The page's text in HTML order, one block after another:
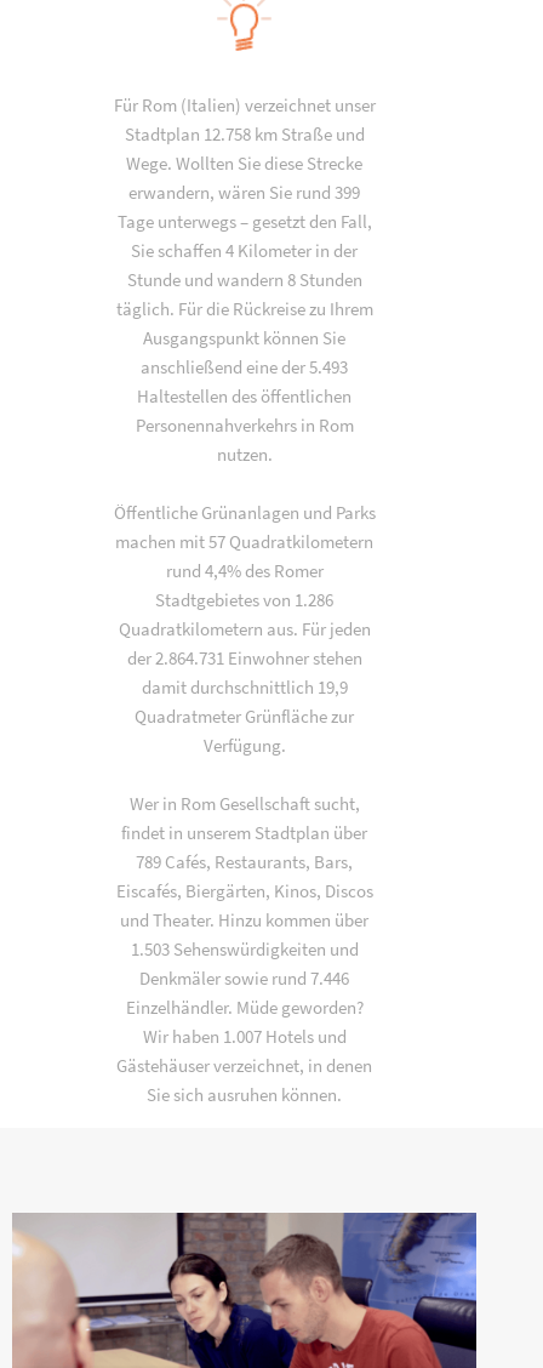
Für Rom (Italien) verzeichnet unser
Stadtplan 12.758 km Straße und
Wege. Wollten Sie diese Strecke
erwandern, wären Sie rund 399
Tage unterwegs – gesetzt den Fall,
Sie schaffen 4 Kilometer in der
Stunde und wandern 8 Stunden
täglich. Für die Rückreise zu Ihrem
Ausgangspunkt können Sie
anschließend eine der 5.493
Haltestellen des öffentlichen
Personennahverkehrs in Rom
nutzen.
Öffentliche Grünanlagen und Parks
machen mit 57 Quadratkilometern
rund 4,4% des Romer
Stadtgebietes von 1.286
Quadratkilometern aus. Für jeden
der 2.864.731 Einwohner stehen
damit durchschnittlich 19,9
Quadratmeter Grünfläche zur
Verfügung.
Wer in Rom Gesellschaft sucht,
findet in unserem Stadtplan über
789 Cafés, Restaurants, Bars,
Eiscafés, Biergärten, Kinos, Discos
und Theater. Hinzu kommen über
1.503 Sehenswürdigkeiten und
Denkmäler sowie rund 7.446
Einzelhändler. Müde geworden?
Wir haben 1.007 Hotels und
Gästehäuser verzeichnet, in denen
Sie sich ausruhen können.